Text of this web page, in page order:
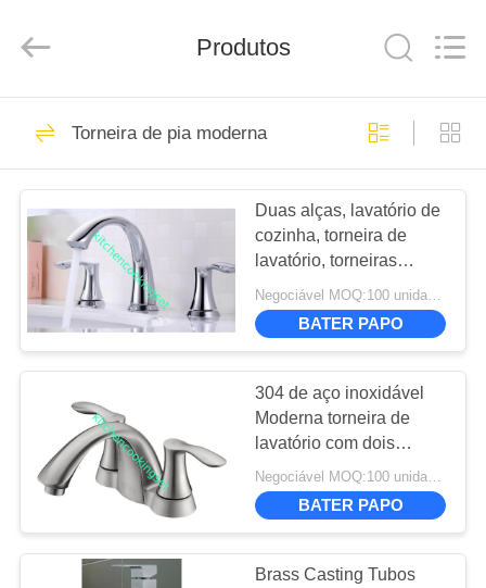
CASA
PRODUTOS
VÍDEOS
SHOW
DE
SOBRE
NÓS
EXCURSÃO
Co.,LTD.
Developed
Conjunto de cozinha
Conjunto de
panelas
antiaderentes
16
Produtos
Torneira de pia moderna
Duas alças, lavatório de
cozinha, torneira de
lavatório, torneiras
modernas para vasos.
Negociável MOQ:100 unidades
BATER PAPO
304 de aço inoxidável
Moderna torneira de
lavatório com dois
mangueiras deck tipo
montado
Negociável MOQ:100 unidades
BATER PAPO
Brass Casting Tubos